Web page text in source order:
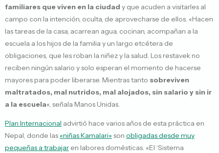
familiares que viven en la ciudad y que acuden a visitarles al
campo con la intención, oculta, de aprovecharse de ellos. «Hacen
las tareas de la casa, acarrean agua, cocinan, acompañan a la
escuela a los hijos de la familia y un largo etcétera de
obligaciones, que les roban la niñez y la salud. Los restavek no
reciben ningún salario y solo esperan el momento de hacerse
mayores para poder liberarse. Mientras tanto sobreviven
maltratados, mal nutridos, mal alojados, sin salario y sin ir
a la escuela«, señala Manos Unidas.
Plan Internacional advirtió hace varios años de esta práctica en
Nepal, donde las «niñas Kamalari» son obligadas desde muy
pequeñas a trabajar en labores domésticas. «El ‘Sistema